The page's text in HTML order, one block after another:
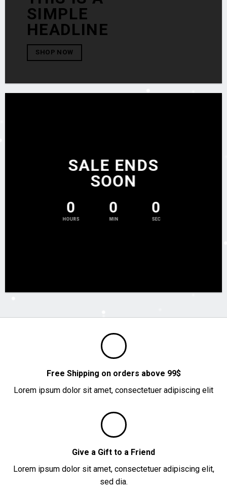
SIMPLE
HEADLINE
SHOP NOW
SALE ENDS
SOON
0
HOURS
0
MIN
0
SEC
Free Shipping on orders above 99$
Lorem ipsum dolor sit amet, consectetuer adipiscing elit
Give a Gift to a Friend
Lorem ipsum dolor sit amet, consectetuer adipiscing elit,
sed dia.